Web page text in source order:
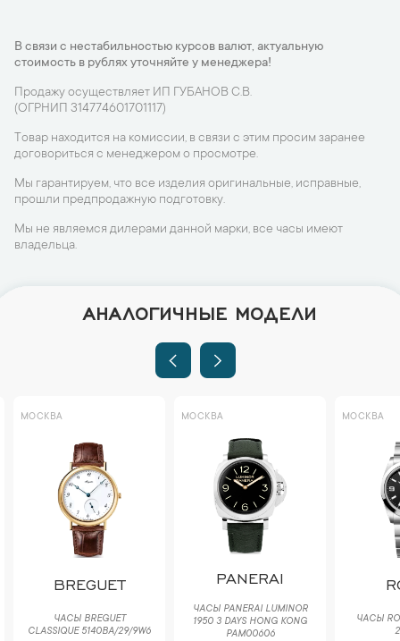
В связи с нестабильностью курсов валют, актуальную
стоимость в рублях уточняйте у менеджера!
Продажу осуществляет ИП ГУБАНОВ С.В.
(ОГРНИП 314774601701117)
Товар находится на комиссии, в связи с этим просим заранее
договориться с менеджером о просмотре.
Мы гарантируем, что все изделия оригинальные, исправные,
прошли предпродажную подготовку.
Мы не являемся дилерами данной марки, все часы имеют
владельца.
АНАЛОГИЧНЫЕ МОДЕЛИ
МОСКВА
BREGUET
ЧАСЫ BREGUET
CLASSIQUE 5140BA/29/9W6
МОСКВА
PANERAI
ЧАСЫ PANERAI LUMINOR
1950 3 DAYS HONG KONG
PAM00606
МОСКВА
ЧАСЫ